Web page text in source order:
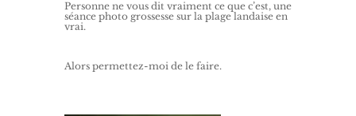
Personne ne vous dit vraiment ce que c’est, une
séance photo grossesse sur la plage landaise en
vrai.
Alors permettez-moi de le faire.